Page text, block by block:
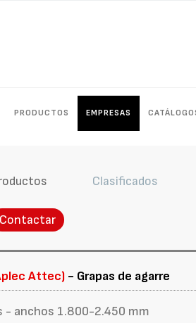
PRODUCTOS EMPRESAS
Clasificados
Contactar
Attec) - Grapas de agarre
- anchos 1.800-2.450 mm